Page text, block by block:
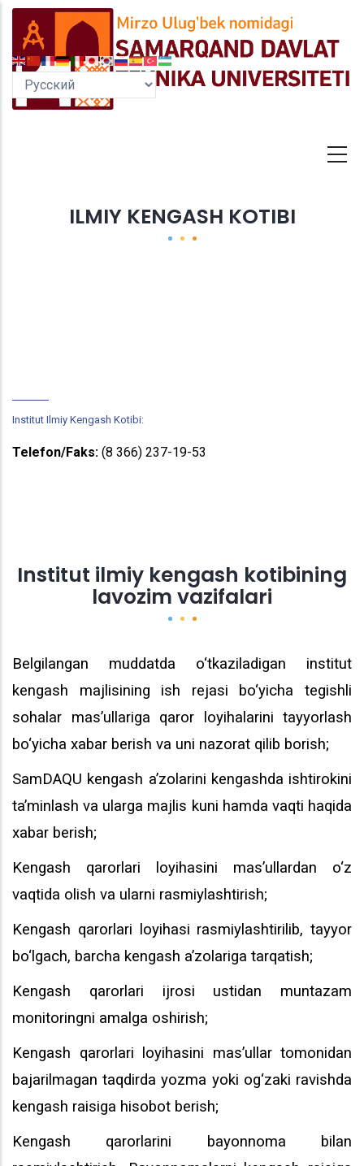
Перейти
основному
содержанию
ILMIY KENGASH KOTIBI
Institut Ilmiy Kengash Kotibi:
Telefon/Faks: (8 366) 237-19-53
Institut ilmiy kengash kotibining
lavozim vazifalari
Belgilangan muddatda o‘tkaziladigan institut
kengash majlisining ish rejasi bo‘yicha tegishli
sohalar mas’ullariga qaror loyihalarini tayyorlash
bo‘yicha xabar berish va uni nazorat qilib borish;
SamDAQU kengash a’zolarini kengashda ishtirokini
ta’minlash va ularga majlis kuni hamda vaqti haqida
xabar berish;
Kengash qarorlari loyihasini mas’ullardan o‘z
vaqtida olish va ularni rasmiylashtirish;
Kengash qarorlari loyihasi rasmiylashtirilib, tayyor
bo‘lgach, barcha kengash a’zolariga tarqatish;
Kengash qarorlari ijrosi ustidan muntazam
monitoringni amalga oshirish;
Kengash qarorlari loyihasini mas’ullar tomonidan
bajarilmagan taqdirda yozma yoki og‘zaki ravishda
kengash raisiga hisobot berish;
Kengash qarorlarini bayonnoma bilan